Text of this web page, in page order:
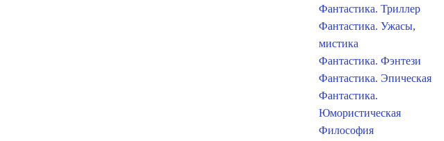
Фантастика. Триллер
Фантастика. Ужасы,
мистика
Фантастика. Фэнтези
Фантастика. Эпическая
Фантастика.
Юмористическая
Философия